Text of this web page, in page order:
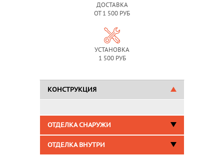
ДОСТАВКА
ОТ 1 500 РУБ
УСТАНОВКА
1 500 РУБ
КОНСТРУКЦИЯ
ОТДЕЛКА СНАРУЖИ
ОТДЕЛКА ВНУТРИ